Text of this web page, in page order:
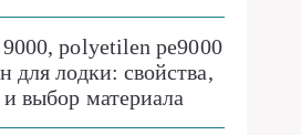
polyetilen pe9000
для лодки: свойства,
выбор материала